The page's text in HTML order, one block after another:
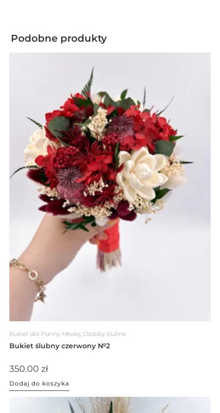
Podobne produkty
Bukiet dla Panny Młodej, Ozdoby ślubne
Bukiet ślubny czerwony №2
350.00 zł
Dodaj do koszyka